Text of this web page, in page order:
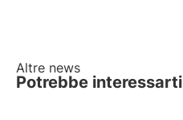
Altre news
Potrebbe interessarti